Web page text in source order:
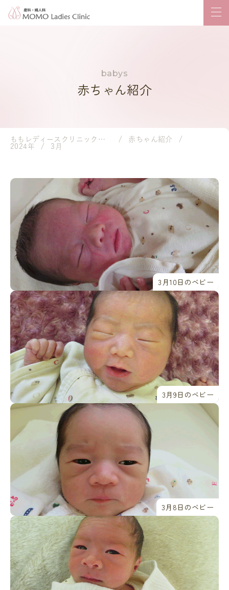
赤ちゃん紹介
ももレディースクリニック｜岡山市の産婦人科・小児科
赤ちゃん紹介
2024年
3月
3月10日のベビー
3月9日のベビー
3月8日のベビー